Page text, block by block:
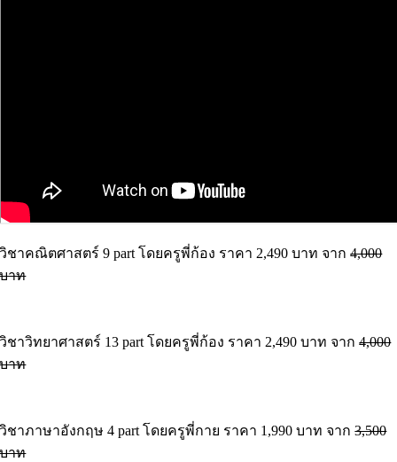
วิชาคณิตศาสตร์ 9 part โดยครูพี่ก้อง ราคา 2,490 บาท จาก4,000
บาท
วิชาวิทยาศาสตร์ 13 part โดยครูพี่ก้อง ราคา 2,490 บาท จาก4,000
บาท
วิชาภาษาอังกฤษ 4 part โดยครูพี่กาย ราคา 1,990 บาท จาก3,500
บาท